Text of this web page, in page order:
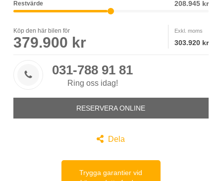
Restvärde 208.945 kr
Köp den här bilen för
379.900 kr
Exkl. moms
303.920 kr
 031-788 91 81
Ring oss idag!
RESERVERA ONLINE
 Dela
Trygga garantier vid